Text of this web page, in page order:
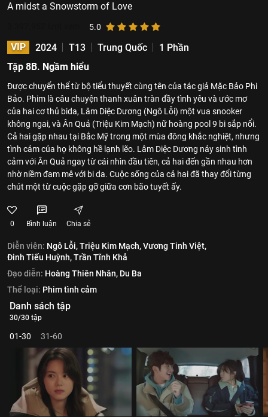
A midst a Snowstorm of Love
5.0
VIP 2024 T13 Trung Quốc
1 Phần
Tập 8B. Ngầm hiểu
Được chuyển thể từ bộ tiểu thuyết cùng tên của tác giả Mặc Bảo Phi
Bảo. Phim là câu chuyện thanh xuân tràn đầy tình yêu và ước mơ
của hai cơ thủ bida, Lâm Diệc Dương (Ngô Lỗi) một vua snooker
không ngai, và Ân Quả (Triệu Kim Mạch) nữ hoàng pool 9 bi sắp nổi.
Cả hai gặp nhau tại Bắc Mỹ trong một mùa đông khắc nghiệt, nhưng
tình cảm của họ không hề lạnh lẽo. Lâm Diệc Dương nảy sinh tình
cảm với Ân Quả ngay từ cái nhìn đầu tiên, cả hai đến gần nhau hơn
nhờ niềm đam mê với bi da. Cuộc sống của cả hai đã thay đổi từng
chút một từ cuộc gặp gỡ giữa cơn bão tuyết ấy.
0 Bình luận Chia sẻ
Diễn viên: Ngô Lỗi,Triệu Kim Mạch,Vương Tinh Việt,
Đinh Tiếu Huỳnh,Trần Tĩnh Khả
Đạo diễn: Hoàng Thiên Nhân, Du Ba
Thể loại: Phim tình cảm
Danh sách tập
30/30 tập
01-30 31-60